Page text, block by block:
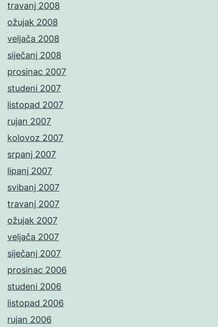
travanj 2008
ožujak 2008
veljača 2008
siječanj 2008
prosinac 2007
studeni 2007
listopad 2007
rujan 2007
kolovoz 2007
srpanj 2007
lipanj 2007
svibanj 2007
travanj 2007
ožujak 2007
veljača 2007
siječanj 2007
prosinac 2006
studeni 2006
listopad 2006
rujan 2006